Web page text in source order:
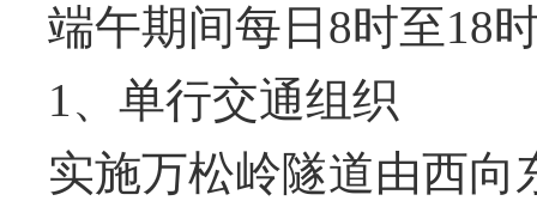
端午期间每日8时至18
1、单行交通组织
实施万松岭隧道由西